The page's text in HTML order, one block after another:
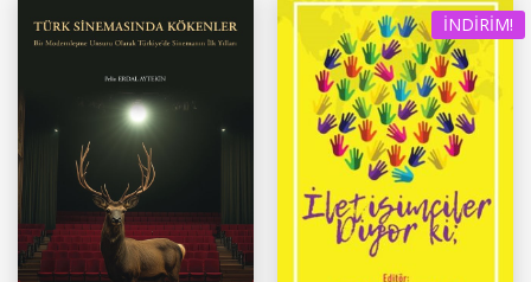
İNDIRIM!